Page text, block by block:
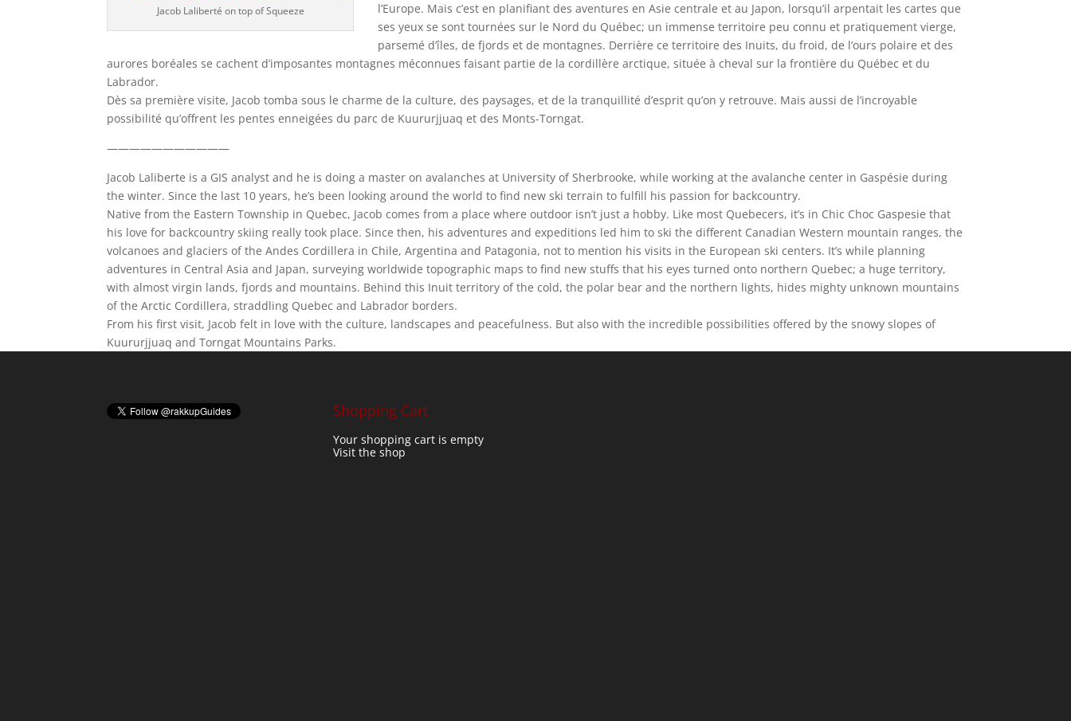
Jacob Laliberté on top of Squeeze
l’Europe. Mais c’est en planifiant des aventures en Asie centrale et au Japon, lorsqu’il arpentait les cartes que
ses yeux se sont tournées sur le Nord du Québec; un immense territoire peu connu et pratiquement vierge,
parsemé d’îles, de fjords et de montagnes. Derrière ce territoire des Inuits, du froid, de l’ours polaire et des
aurores boréales se cachent d’imposantes montagnes méconnues faisant partie de la cordillère arctique, située à cheval sur la frontière du Québec et du
Labrador.
Dès sa première visite, Jacob tomba sous le charme de la culture, des paysages, et de la tranquillité d’esprit qu’on y retrouve. Mais aussi de l’incroyable
possibilité qu’offrent les pentes enneigées du parc de Kuururjjuaq et des Monts-Torngat.
———————————
Jacob Laliberte is a GIS analyst and he is doing a master on avalanches at University of Sherbrooke, while working at the avalanche center in Gaspésie during
the winter. Since the last 10 years, he’s been looking around the world to find new ski terrain to fulfill his passion for backcountry.
Native from the Eastern Township in Quebec, Jacob comes from a place where outdoor isn’t just a hobby. Like most Quebecers, it’s in Chic Choc Gaspesie that
his love for backcountry skiing really took place. Since then, his adventures and expeditions led him to ski the different Canadian Western mountain ranges, the
volcanoes and glaciers of the Andes Cordillera in Chile, Argentina and Patagonia, not to mention his visits in the European ski centers. It’s while planning
adventures in Central Asia and Japan, surveying worldwide topographic maps to find new stuffs that his eyes turned onto northern Quebec; a huge territory,
with almost virgin lands, fjords and mountains. Behind this Inuit territory of the cold, the polar bear and the northern lights, hides mighty unknown mountains
of the Arctic Cordillera, straddling Quebec and Labrador borders.
From his first visit, Jacob felt in love with the culture, landscapes and peacefulness. But also with the incredible possibilities offered by the snowy slopes of
Kuururjjuaq and Torngat Mountains Parks.
Shopping Cart
Your shopping cart is empty
Visit the shop